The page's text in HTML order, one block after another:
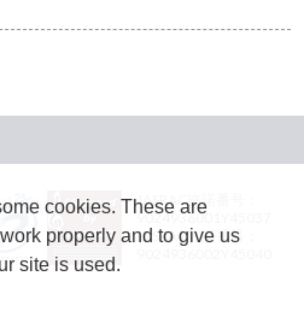
JASRAC許諾番号：
9024936001Y45037
JASRAC許諾番号：
cookies. These are
properly and to give us
site is used.